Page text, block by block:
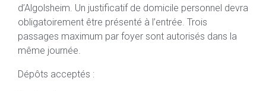
d’Algolsheim. Un justificatif de domicile personnel devra
obligatoirement être présenté à l’entrée. Trois
passages maximum par foyer sont autorisés dans la
même journée.
Dépôts acceptés :